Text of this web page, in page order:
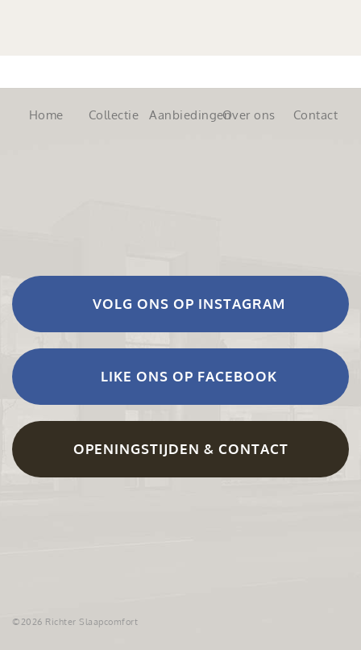
Home Collectie AanbiedingenOver ons Contact
VOLG ONS OP INSTAGRAM
LIKE ONS OP FACEBOOK
OPENINGSTIJDEN & CONTACT
©2026 Richter Slaapcomfort